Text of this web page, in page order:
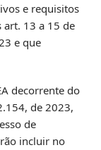
e requisitos
art. 13 a 15 de
e que
decorrente do
de 2023,
de
incluir no